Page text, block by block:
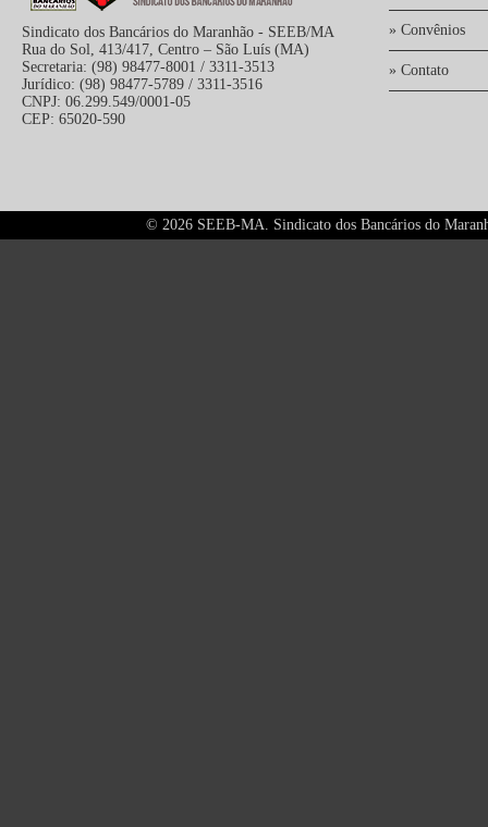
Sindicato dos Bancários do Maranhão - SEEB/MA
Rua do Sol, 413/417, Centro – São Luís (MA)
Secretaria: (98) 98477-8001 / 3311-3513
Jurídico: (98) 98477-5789 / 3311-3516
CNPJ: 06.299.549/0001-05
CEP: 65020-590
» Convênios
» Contato
© 2026 SEEB-MA. Sindicato dos Bancários do